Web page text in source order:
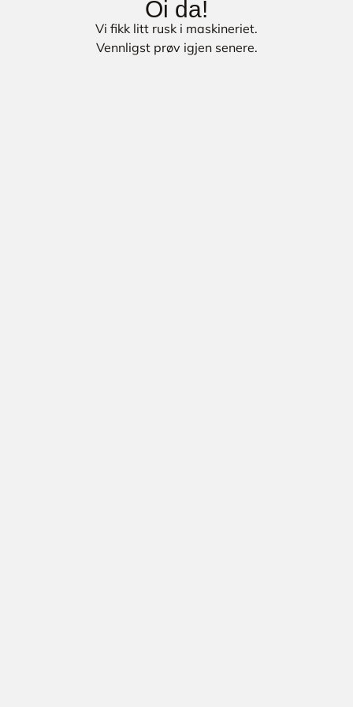
Oi da!
Vi fikk litt rusk i maskineriet.
Vennligst prøv igjen senere.